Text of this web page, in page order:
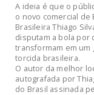
A ideia é que o
o novo comercial de
Brasileira Thiago
disputam a bola por
transformam em um
torcida brasileira.
O autor da melhor
autografada por
do Brasil assinada